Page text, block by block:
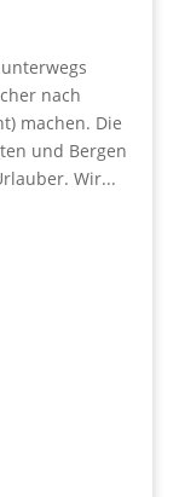
nach
machen. Die
und Bergen
Wir...